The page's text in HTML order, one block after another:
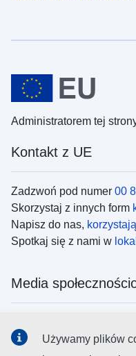
Administratorem tej
Kontakt z UE
Zadzwoń pod numer 00
Skorzystaj z innych form
Napisz do nas,
Spotkaj się z nami w
Media
Używamy plików